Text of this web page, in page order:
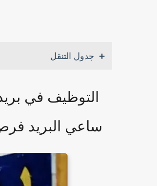
جدول التنقل
ساعي البريد